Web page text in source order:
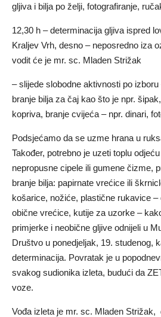
gljiva i bilja po želji, fotografiranje,
12,30 h – determinacija gljiva ispred
Kraljev Vrh, desno – neposredno iza
vodit će je mr. sc. Mladen Strižak
– slijede slobodne aktivnosti po
branje bilja za čaj kao što je npr.
kopriva, branje cvijeća – npr. dinari,
Podsjećamo da se uzme hrana u
Također, potrebno je uzeti toplu
nepropusne cipele ili gumene čizme,
branje bilja: papirnate vrećice ili
košarice, nožiće, plastične rukavice –
obične vrećice, kutije za uzorke –
primjerke i neobične gljive odnijeli u
Društvo u ponedjeljak, 19. studenog,
determinacija. Povratak je u
svakog sudionika izleta, budući da
voze.
Vođa izleta je mr. sc. Mladen Strižak,